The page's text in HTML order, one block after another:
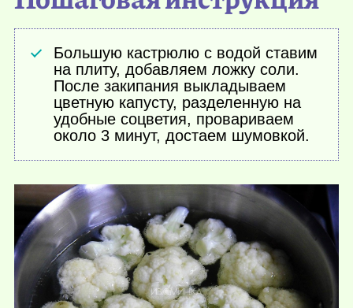
Большую кастрюлю с водой ставим
на плиту, добавляем ложку соли.
После закипания выкладываем
цветную капусту, разделенную на
удобные соцветия, провариваем
около 3 минут, достаем шумовкой.